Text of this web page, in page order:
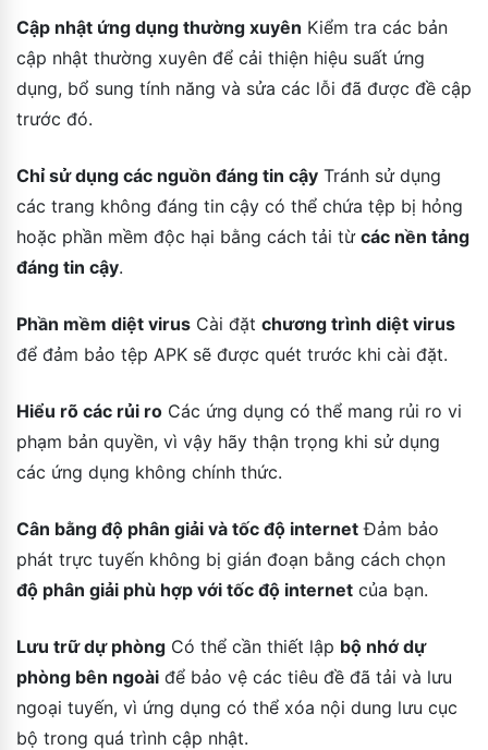
Cập nhật ứng dụng thường xuyên Kiểm tra các bản
cập nhật thường xuyên để cải thiện hiệu suất ứng
dụng, bổ sung tính năng và sửa các lỗi đã được đề cập
trước đó.
Chỉ sử dụng các nguồn đáng tin cậy Tránh sử dụng
các trang không đáng tin cậy có thể chứa tệp bị hỏng
hoặc phần mềm độc hại bằng cách tải từ các nền tảng
đáng tin cậy.
Phần mềm diệt virus Cài đặt chương trình diệt virus
để đảm bảo tệp APK sẽ được quét trước khi cài đặt.
Hiểu rõ các rủi ro Các ứng dụng có thể mang rủi ro vi
phạm bản quyền, vì vậy hãy thận trọng khi sử dụng
các ứng dụng không chính thức.
Cân bằng độ phân giải và tốc độ internet Đảm bảo
phát trực tuyến không bị gián đoạn bằng cách chọn
độ phân giải phù hợp với tốc độ internet của bạn.
Lưu trữ dự phòng Có thể cần thiết lập bộ nhớ dự
phòng bên ngoài để bảo vệ các tiêu đề đã tải và lưu
ngoại tuyến, vì ứng dụng có thể xóa nội dung lưu cục
bộ trong quá trình cập nhật.